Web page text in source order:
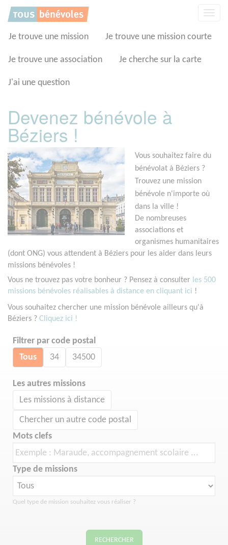
Je trouve une mission Je trouve une mission courte
Je trouve une association Je cherche sur la carte
J'ai une question
Devenez bénévole à
Béziers !
Vous souhaitez faire du
bénévolat à Béziers ?
Trouvez une mission
bénévole n'importe où
dans la ville !
De nombreuses
associations et
organismes humanitaires
(dont ONG) vous attendent à Béziers pour les aider dans leurs
missions bénévoles !
Vous ne trouvez pas votre bonheur ? Pensez à consulter les 500
missions bénévoles réalisables à distance en cliquant ici !
Vous souhaitez chercher une mission bénévole ailleurs qu'à
Béziers ? Cliquez ici !
Filtrer par code postal
Tous 34 34500
Les autres missions
Les missions à distance
Chercher un autre code postal
Mots clefs
Type de missions
Quel type de mission souhaitez vous réaliser ?
RECHERCHER
Panneau de gestion des cookies